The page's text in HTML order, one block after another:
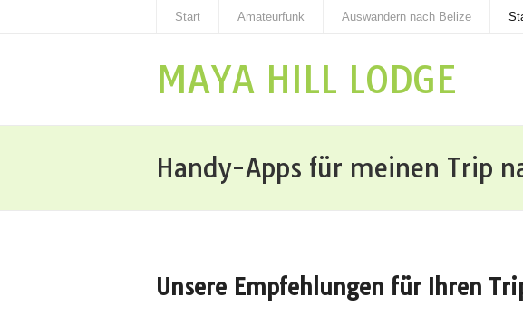
Start Amateurfunk Auswandern nach Belize
MAYA HILL LODGE
Handy-Apps für meinen Trip
Unsere Empfehlungen für Ihren